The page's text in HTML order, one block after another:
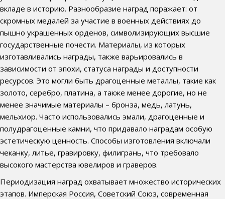
вкладе в историю. Разнообразие наград поражает: от
скромных медалей за участие в военных действиях до
пышно украшенных орденов, символизирующих высшие
государственные почести. Материалы, из которых
изготавливались награды, также варьировались в
зависимости от эпохи, статуса награды и доступности
ресурсов. Это могли быть драгоценные металлы, такие как
золото, серебро, платина, а также менее дорогие, но не
менее значимые материалы – бронза, медь, латунь,
мельхиор. Часто использовались эмали, драгоценные и
полудрагоценные камни, что придавало наградам особую
эстетическую ценность. Способы изготовления включали
чеканку, литье, гравировку, филигрань, что требовало
высокого мастерства ювелиров и граверов.
Периодизация наград охватывает множество исторических
этапов. Имперская Россия, Советский Союз, современная